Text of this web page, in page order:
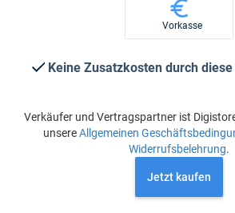
Vorkasse
Keine Zusatzkosten durch
Verkäufer und Vertragspartner ist
unsereAllgemeinen
Widerrufsbelehrung.
Jetzt kaufen